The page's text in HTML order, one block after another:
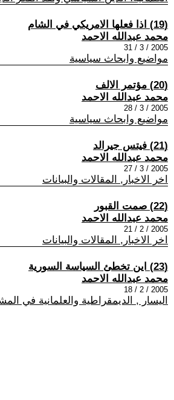
(19) اذا فعلها الامريكي في الشام
محمد عبدالله الاحمد
2005 / 3 / 31
مواضيع وابحاث سياسية
(20) مؤتمر الالف
محمد عبدالله الاحمد
2005 / 3 / 28
مواضيع وابحاث سياسية
(21) فيتس جيرالد
محمد عبدالله الاحمد
2005 / 3 / 27
اخر الاخبار, المقالات والبيانات
(22) صمت القبور
محمد عبدالله الاحمد
2005 / 2 / 21
اخر الاخبار, المقالات والبيانات
(23) اين تخطئ السياسة السورية
محمد عبدالله الاحمد
2005 / 2 / 18
اليسار , الديمقراطية والعلمانية في